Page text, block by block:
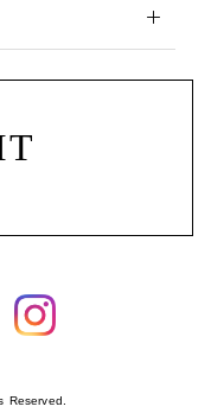
Reserved.